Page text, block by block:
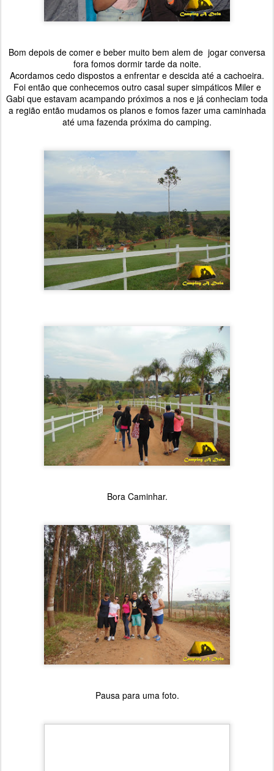
Bom depois de comer e beber muito bem alem de jogar conversa
fora fomos dormir tarde da noite.
Acordamos cedo dispostos a enfrentar e descida até a cachoeira.
Foi então que conhecemos outro casal super simpáticos Miler e
Gabi que estavam acampando próximos a nos e já conheciam toda
a região então mudamos os planos e fomos fazer uma caminhada
até uma fazenda próxima do camping.
Bora Caminhar.
Pausa para uma foto.